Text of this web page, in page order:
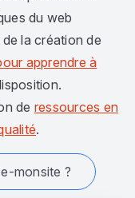
du web
la création de
apprendre à
de ressources en
.
monsite ?